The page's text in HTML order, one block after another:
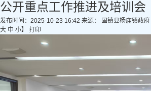
公开重点工作推进及培训会
发布时间：2025-10-23 16:42 来源： 固镇县杨庙镇政府
大 中 小】 打印